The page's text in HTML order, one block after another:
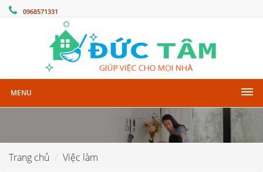
0968571331
MENU
Trang chủ Việc làm